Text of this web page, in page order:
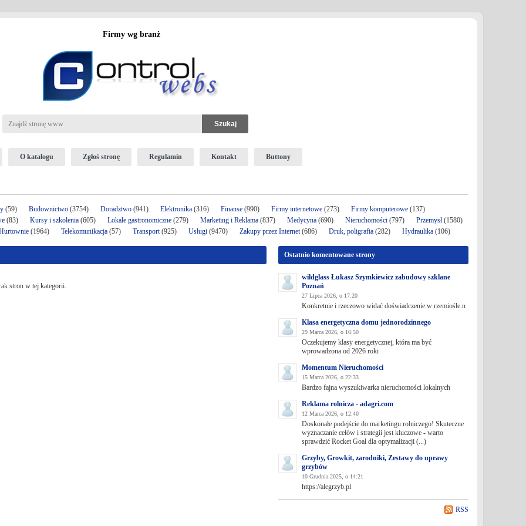
Firmy wg branż
O katalogu Zgłoś stronę Regulamin Kontakt Buttony
(59) Budownictwo (3754) Doradztwo (941) Elektronika (316) Finanse (990) Firmy internetowe (273) Firmy komputerowe (137)
(83) Kursy i szkolenia (605) Lokale gastronomiczne (279) Marketing i Reklama (837) Medycyna (690) Nieruchomości (797) Przemysł(1580)
(1964) Telekomunikacja (57) Transport(925) Usługi (9470) Zakupy przez Internet(686) Druk, poligrafia (282) Hydraulika (106)
stron w tej kategorii.
Ostatnio komentowane strony
wildglass Łukasz Szymkiewicz zabudowy szklane
Poznań
27 Lipca 2026, o 17:20
Konkretnie i rzeczowo widać doświadczenie w rzemiośle.n
Klasa energetyczna domu jednorodzinnego
29 Marca 2026, o 16:50
Oczekujemy klasy energetycznej, która ma być
wprowadzona od 2026 roki
Momentum Nieruchomości
15 Marca 2026, o 22:33
Bardzo fajna wyszukiwarka nieruchomości lokalnych
Reklama rolnicza - adagri.com
12 Marca 2026, o 12:40
Doskonałe podejście do marketingu rolniczego! Skuteczne
wyznaczanie celów i strategii jest kluczowe - warto
sprawdzić Rocket Goal dla optymalizacji (...)
Grzyby, Growkit, zarodniki, Zestawy do uprawy
grzybów
10 Grudnia 2025, o 14:21
https://alegrzyb.pl
RSS